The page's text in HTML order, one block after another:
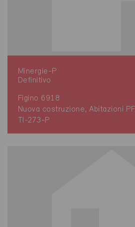
Minergie-P
Definitivo
Figino 6918
Nuova costruzione, Abitazioni PF
TI-273-P